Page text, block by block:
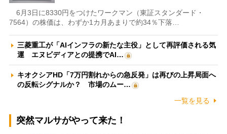
6月3日に8330円をつけたワークマン（東証スタンダード・
7564）の株価は、わずか1カ月あまりで約34％下落…
三菱重工が「AIインフラの新たな主役」として再評価される気
運 エヌビディアとの提携でAI…
キオクシアHD「7万円割れからの急反発」は再びの上昇局面へ
の反転シグナルか？ 市場のムー…
一覧を見る
突然マルサがやって来た！